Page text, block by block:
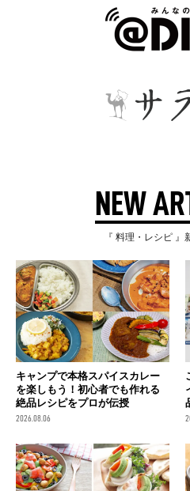
NEW
『 料理・レシピ
キャンプで本格スパイスカレー
を楽しもう！初心者でも作れる
絶品レシピをプロが伝授
2026.08.06